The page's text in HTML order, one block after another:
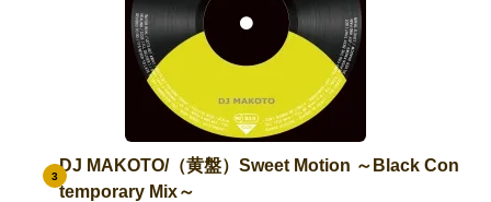
3
DJ MAKOTO/（黄盤）Sweet Motion ～Black Con
temporary Mix～